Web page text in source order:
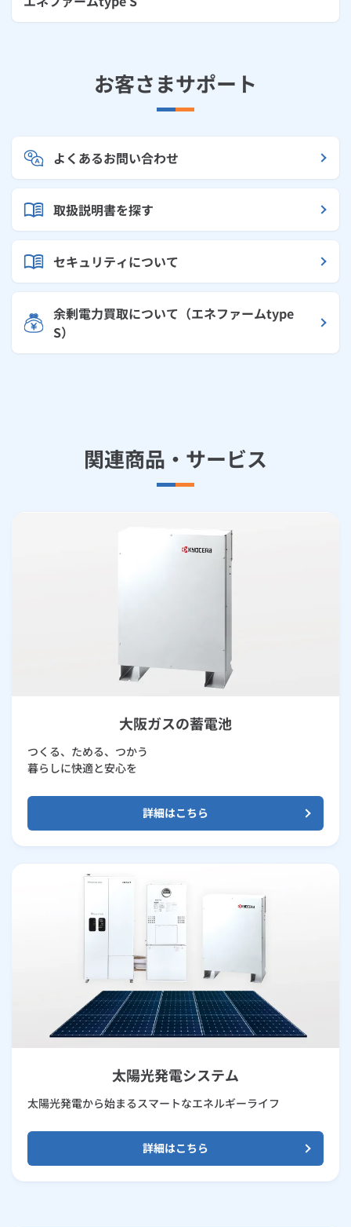
お客さまサポート
よくあるお問い合わせ
取扱説明書を探す
セキュリティについて
余剰電力買取について（エネファームtype
S）
関連商品・サービス
大阪ガスの蓄電池
つくる、ためる、つかう
暮らしに快適と安心を
詳細はこちら
太陽光発電システム
太陽光発電から始まるスマートなエネルギーライフ
詳細はこちら